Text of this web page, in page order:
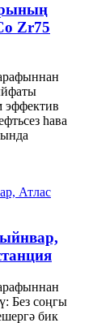
Zr75
эффектив
һава
Без соңгы
бик